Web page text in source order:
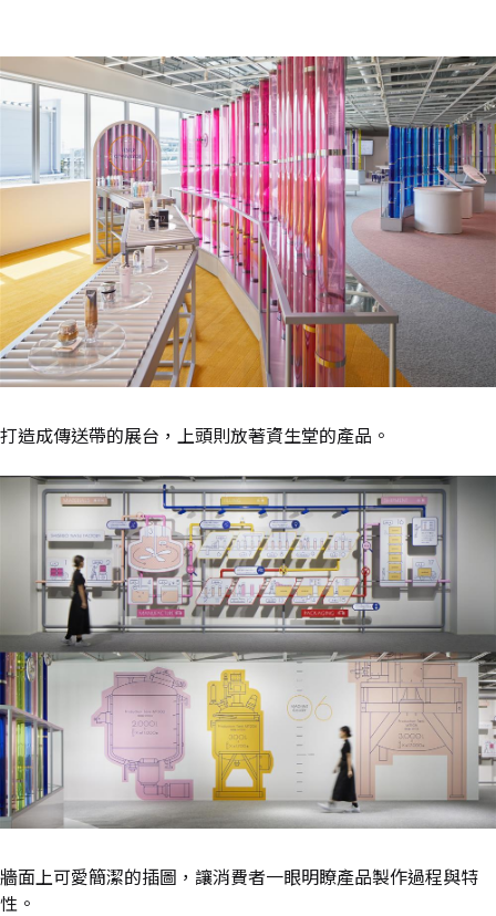
打造成傳送帶的展台，上頭則放著資生堂的產品。
牆面上可愛簡潔的插圖，讓消費者一眼明瞭產品製作過程與特
性。